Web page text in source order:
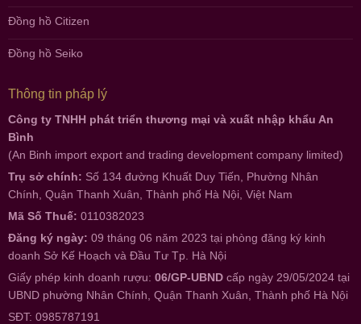
Đồng hồ Citizen
Đồng hồ Seiko
Thông tin pháp lý
Công ty TNHH phát triển thương mại và xuất nhập khẩu An
Bình
(An Binh import export and trading development company limited)
Trụ sở chính: Số 134 đường Khuất Duy Tiến, Phường Nhân
Chính, Quận Thanh Xuân, Thành phố Hà Nội, Việt Nam
Mã Số Thuế: 0110382023
Đăng ký ngày: 09 tháng 06 năm 2023 tại phòng đăng ký kinh
doanh Sở Kế Hoạch và Đầu Tư Tp. Hà Nội
Giấy phép kinh doanh rượu: 06/GP-UBND cấp ngày 29/05/2024 tại
UBND phường Nhân Chính, Quận Thanh Xuân, Thành phố Hà Nội
SĐT: 0985787191